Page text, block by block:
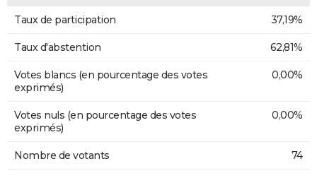
Taux de participation 37,19%
Taux d'abstention 62,81%
Votes blancs (en pourcentage des votes
exprimés)
0,00%
Votes nuls (en pourcentage des votes
exprimés)
0,00%
Nombre de votants 74